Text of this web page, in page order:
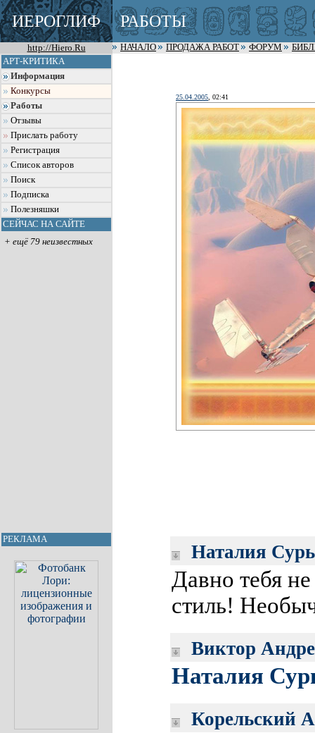
ИЕРОГЛИФ РАБОТЫ
http://Hiero.Ru НАЧАЛО ПРОДАЖА РАБОТ ФОРУМ
АРТ-КРИТИКА
Информация
Конкурсы
Работы
Отзывы
Прислать работу
Регистрация
Список авторов
Поиск
Подписка
Полезняшки
СЕЙЧАС НА САЙТЕ
+ ещё 79 неизвестных
РЕКЛАМА
25.04.2005 , 02:41
Наталия
Давно тебя
стиль!
Виктор
Наталия
Корельский